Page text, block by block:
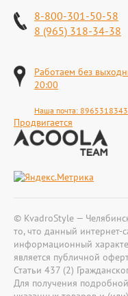
8-800-301-50-58
8 (965) 318-34-38
Работаем без
20:00
Наша почта:
Продвигается
© KvadroStyle —
то, что данный интернет-
информационный
является публичной
Статьи 437 (2)
Для получения